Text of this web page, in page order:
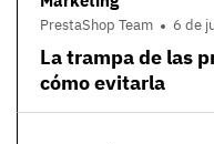
PrestaShop Team 6 de
La trampa de las
cómo evitarla